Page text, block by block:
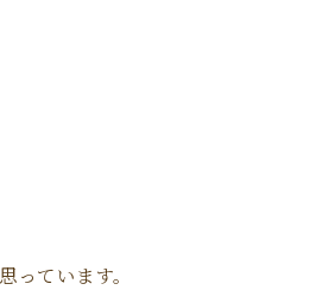
ています。